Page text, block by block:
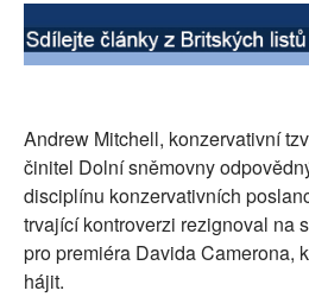
SOCIÁLNÍ SÍTĚ
PLNÁ VERZE STRÁNEK
Andrew Mitchell, konzervativní
činitel Dolní sněmovny
disciplínu konzervativních
trvající kontroverzi rezignoval na
pro premiéra Davida Camerona,
hájit.